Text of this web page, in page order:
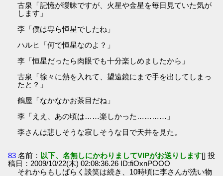
古泉「記憶が曖昧ですが、火星や金星を毎日見ていた気が
します」
李「僕は専ら恒星でしたね」
ハルヒ「何で恒星なのよ？」
李「恒星だったら肉眼でも十分楽しめましたから」
古泉「徐々に熱を入れて、望遠鏡にまで手を出してしまっ
たと？」
鶴屋「なかなかお茶目だね」
李「ええ、あの頃は……楽しかった…………」
李さんは悲しそうな寂しそうな目で天井を見た。
83 名前： 以下、名無しにかわりましてVIPがお送りします[] 投
稿日：2009/10/22(木) 02:08:36.26 ID:fiOxnPOOO
それからもしばらく談笑は続き、10時頃に李さんが洗い物